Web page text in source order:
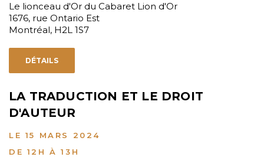
Le lionceau d'Or du Cabaret Lion d'Or
1676, rue Ontario Est
Montréal, H2L 1S7
DÉTAILS
LA TRADUCTION ET LE DROIT
D'AUTEUR
LE 15 MARS 2024
DE 12H À 13H